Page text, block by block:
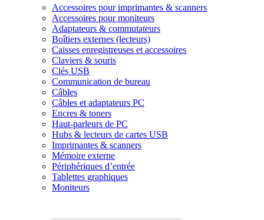
Accessoires pour imprimantes & scanners
Accessoires pour moniteurs
Adaptateurs & commutateurs
Boîtiers externes (lecteurs)
Caisses enregistreuses et accessoires
Claviers & souris
Clés USB
Communication de bureau
Câbles
Câbles et adaptateurs PC
Encres & toners
Haut-parleurs de PC
Hubs & lecteurs de cartes USB
Imprimantes & scanners
Mémoire externe
Périphériques d’entrée
Tablettes graphiques
Moniteurs